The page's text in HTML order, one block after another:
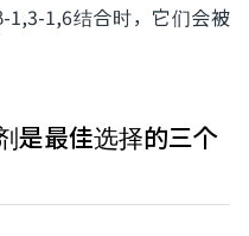
1,3-1,6结合时，它们会被
是最佳选择的三个